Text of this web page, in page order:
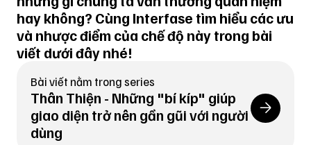
hay không? Cùng Interfase tìm hiểu các ưu
và nhược điểm của chế độ này trong bài
viết dưới đây nhé!
Bài viết nằm trong series
Thân Thiện - Những "bí kíp" giúp
giao diện trở nên gần gũi với người
dùng